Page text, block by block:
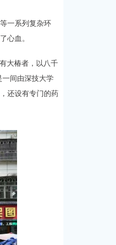
一系列复杂环
心血。
大椿者，以八千
间由深技大学
还设有专门的药